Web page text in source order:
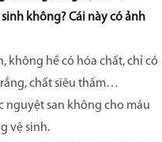
không? Cái này có ảnh
không hề có hóa chất, chỉ có
chất siêu thấm…
nguyệt san không cho máu
vệ sinh.